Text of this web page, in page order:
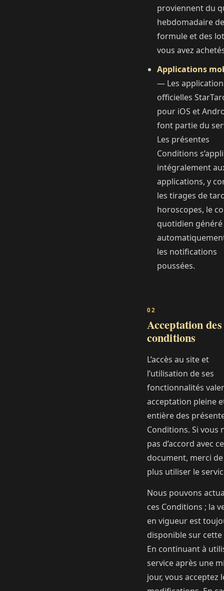
proviennent du
hebdomadaire
formule et des
vous avez
Applications
— Les
officielles
pour iOS et
font partie du
Les présentes
Conditions
intégralement
applications, y
les tirages de
horoscopes, le
quotidien généré
les notifications
poussées.
Acceptation des
conditions
L’accès au site et
l’utilisation de ses
fonctionnalités
acceptation pleine
entière des
Conditions. Si vous
pas d’accord avec ce
document, merci
plus utiliser le
Nous pouvons
ces Conditions ; la
en vigueur est
disponible sur cette
En continuant à
service après une
jour, vous acceptez